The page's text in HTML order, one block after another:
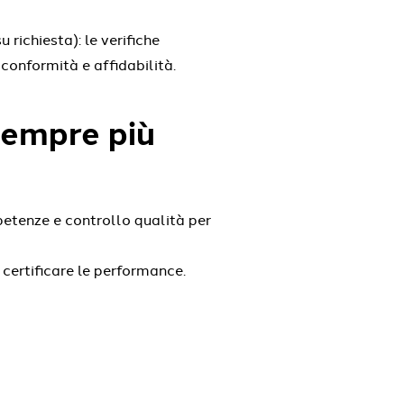
richiesta): le verifiche
e affidabilità.
più
e controllo qualità per
le performance.